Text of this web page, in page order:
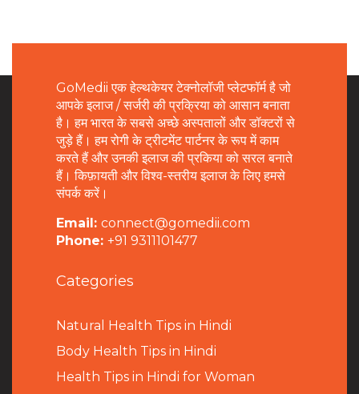
GoMedii एक हेल्थकेयर टेक्नोलॉजी प्लेटफॉर्म है जो
आपके इलाज / सर्जरी की प्रक्रिया को आसान बनाता
है। हम भारत के सबसे अच्छे अस्पतालों और डॉक्टरों से
जुड़े हैं। हम रोगी के ट्रीटमेंट पार्टनर के रूप में काम
करते हैं और उनकी इलाज की प्रकिया को सरल बनाते
हैं। किफ़ायती और विश्व-स्तरीय इलाज के लिए हमसे
संपर्क करें।
Email: connect@gomedii.com
Phone: +91 9311101477
Categories
Natural Health Tips in Hindi
Body Health Tips in Hindi
Health Tips in Hindi for Woman